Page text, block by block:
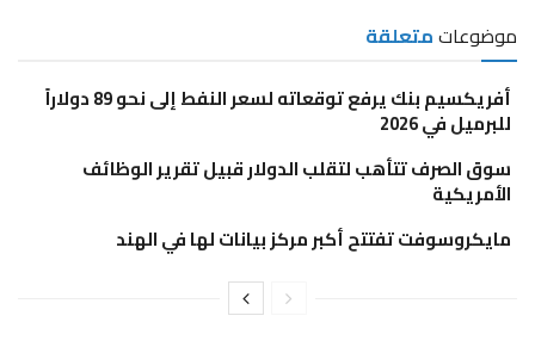
موضوعاتمتعلقة
أفريكسيم بنك يرفع توقعاته لسعر النفط إلى نحو 89 دولاراً
للبرميل في 2026
سوق الصرف تتأهب لتقلب الدولار قبيل تقرير الوظائف
الأمريكية
مايكروسوفت تفتتح أكبر مركز بيانات لها في الهند